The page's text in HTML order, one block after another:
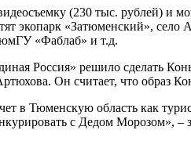
(230 тыс. рублей) и
экопарк «Затюменский»,
«Фаблаб» и т.д.
Россия» решило сделать
Он считает, что образ
в Тюменскую область как
с Дедом Морозом», –